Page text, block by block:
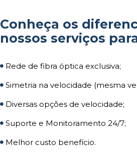
Conheça os
nossos serviços
Rede de fibra óptica exclusiva;
Simetria na velocidade (mesma
Diversas opções de velocidade;
Suporte e Monitoramento 24/7;
Melhor custo benefício.